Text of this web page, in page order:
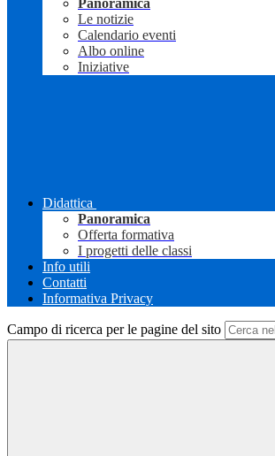
Panoramica
Le notizie
Calendario eventi
Albo online
Iniziative
Didattica
Panoramica
Offerta formativa
I progetti delle classi
Info utili
Contatti
Informativa Privacy
Campo di ricerca per le pagine del sito